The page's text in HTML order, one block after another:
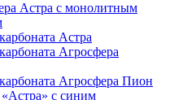
Астра с монолитным
Астра
Агросфера
Агросфера Пион
«Астра» с синим